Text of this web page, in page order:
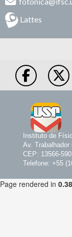
Lattes
Instituto de
Av.
CEP: 13566-
Telefone: +55
Page rendered in